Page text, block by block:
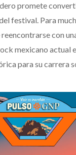
promete
festival. Para
con
mexicano actual
para su carrera